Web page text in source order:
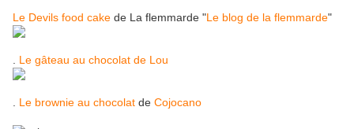
Le Devils food cake de La flemmarde "Le blog de la flemmarde"
Le gâteau au chocolat de Lou
Le brownie au chocolat de Cojocano